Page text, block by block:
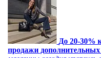
До 20-30%
продажи дополнительных